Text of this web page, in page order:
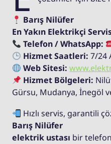
Barış Nilüfer
En Yakın Elektrikçi
Telefon / WhatsApp:
Hizmet Saatleri: 7/24
Web Sitesi:
Hizmet Bölgeleri:
Gürsu, Mudanya, İnegöl
Hızlı servis, garantili
Barış Nilüfer
elektrik ustası bir telefon